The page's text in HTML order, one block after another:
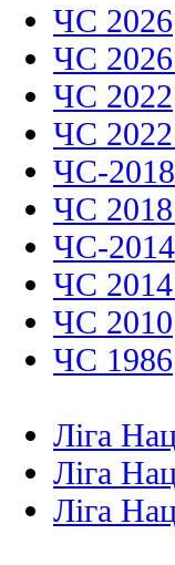
ЧС 2026
ЧС 2026
ЧС 2022
ЧС 2022
ЧС-2018
ЧС 2018
ЧС-2014
ЧС 2014
ЧС 2010
ЧС 1986
Ліга
Ліга
Ліга